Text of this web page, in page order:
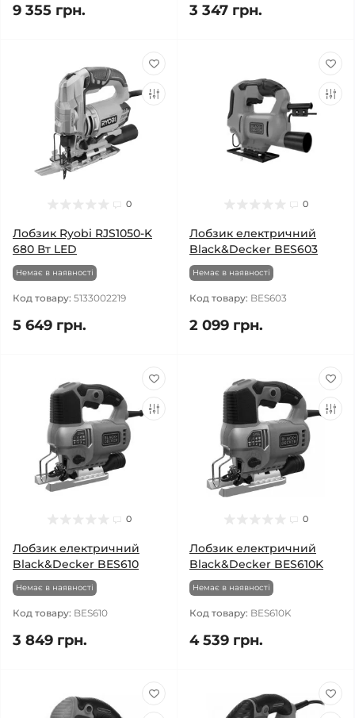
9 355 грн. 3 347 грн.
0
Лобзик Ryobi RJS1050-K
680 Вт LED
Немає в наявності
Код товару: 5133002219
5 649 грн.
0
Лобзик електричний
Black&Decker BES603
Немає в наявності
Код товару: BES603
2 099 грн.
0
Лобзик електричний
Black&Decker BES610
Немає в наявності
Код товару: BES610
3 849 грн.
0
Лобзик електричний
Black&Decker BES610K
Немає в наявності
Код товару: BES610K
4 539 грн.